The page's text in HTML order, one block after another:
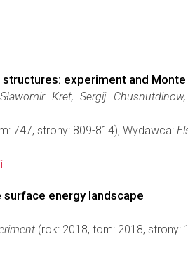
experiment and
Kret, Sergij
747, strony: 809-814), Wydawca:
energy landscape
(rok: 2018, tom: 2018, strony: